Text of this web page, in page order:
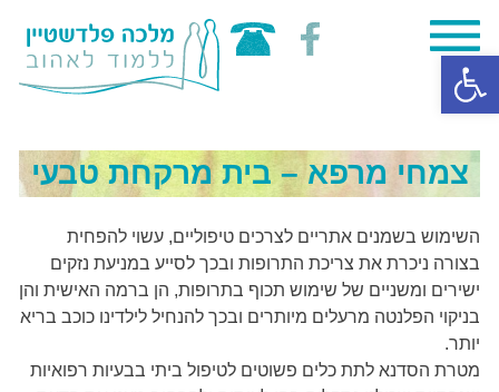
Skip
to
content
צמחי מרפא – בית מרקחת טבעי
השימוש בשמנים אתריים לצרכים טיפוליים, עשוי להפחית
בצורה ניכרת את צריכת התרופות ובכך לסייע במניעת נזקים
ישירים ומשניים של שימוש תכוף בתרופות, הן ברמה האישית והן
בניקוי הפלנטה מרעלים מיותרים ובכך להנחיל לילדינו כוכב בריא
יותר.
מטרת הסדנא לתת כלים פשוטים לטיפול ביתי בבעיות רפואיות
פתח סרגל נגישות